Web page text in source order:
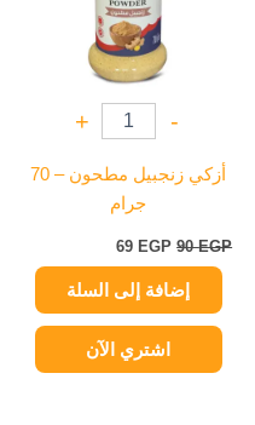
-
+
أزكي زنجبيل مطحون – 70
جرام
90EGP
69 EGP
إضافة إلى السلة
اشتري الآن